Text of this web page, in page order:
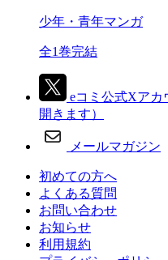
少年・青年マンガ
全1巻完結
eコミ公式Xアカ
開きます）
メールマガジン
初めての方へ
よくある質問
お問い合わせ
お知らせ
利用規約